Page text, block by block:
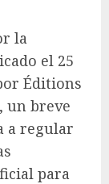
la
el 25
Éditions
un breve
a regular
para